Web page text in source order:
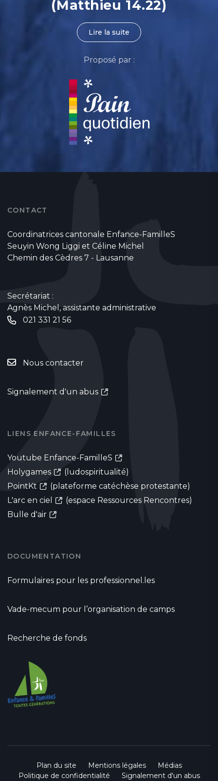
(Matthieu 14.22)
Lire la suite
Proposé par :
CONTACT
Coordinatrices cantonale Enfance-FamilleS
Seuyin Wong Liggi et Céline Michel
Chemin des Cèdres 7 - Lausanne
Secrétariat :
Agnès Michel, assistante administrative
021 331 21 56
Nous contacter
Signalement d'un abus
LIENS ENFANCE-FAMILLES
Youtube Enfance-FamilleS
Holygames
(ludospiritualité)
PointKt
(plateforme catéchèse protestante)
L'arc en ciel
(espace Ressources Rencontres)
Bulle d'air
DOCUMENTATION
Formulaires pour les professionnel.les
Vade-mecum pour l’organisation de camps
Recherche de fonds
Plan du site Mentions légales
Médias
Politique de confidentialité
Signalement d'un abus